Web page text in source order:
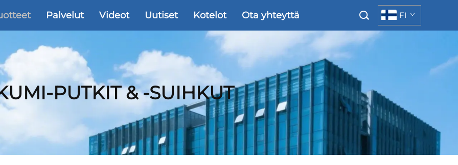
Palvelut Videot Uutiset Kotelot Ota yhteyttä FI
PUTKIT & -SUIHKUT